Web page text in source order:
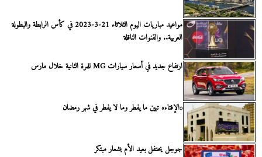
مواعيد مباريات اليوم الثلاثاء 21-3-2023 في كأس الرابطة والبطولة
العربية.. والقنوات الناقلة
ارتفاع جديد في أسعار سيارات MG للمرة الثانية خلال مارس
«الإفتاء» تبين ما يفطر وما لا يفطر في شهر رمضان
جوجل يحتفل بعيد الأم بشعار مبتكر